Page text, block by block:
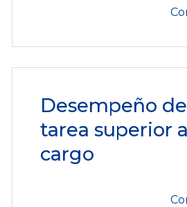
Desempeño
tarea superior
cargo